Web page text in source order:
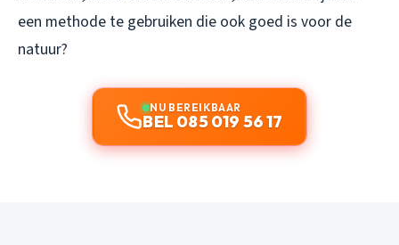
een methode te gebruiken die ook goed is voor de
natuur?
NU BEREIKBAAR
BEL 085 019 56 17